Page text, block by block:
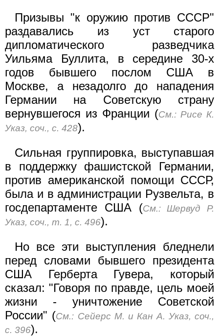
Призывы "к оружию против СССР"
раздавались из уст старого
дипломатического разведчика
Уильяма Буллита, в середине 30-х
годов бывшего послом США в
Москве, а незадолго до нападения
Германии на Советскую страну
вернувшегося из Франции (См.: Рисе К.
Указ, соч., с. 428).
Сильная группировка, выступавшая
в поддержку фашистской Германии,
против американской помощи СССР,
была и в администрации Рузвельта, в
госдепартаменте США (См.: Шервуд Р.
Указ, соч., т. 1, с. 496).
Но все эти выступления бледнели
перед словами бывшего президента
США Герберта Гувера, который
сказал: "Говоря по правде, цель моей
жизни - уничтожение Советской
России" (См.: Сейерс М. и Кан А. Указ, соч.,
с. 396).